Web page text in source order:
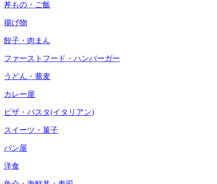
丼もの・ご飯
揚げ物
餃子・肉まん
ファーストフード・ハンバーガー
うどん・蕎麦
カレー屋
ピザ・パスタ(イタリアン)
スイーツ・菓子
パン屋
洋食